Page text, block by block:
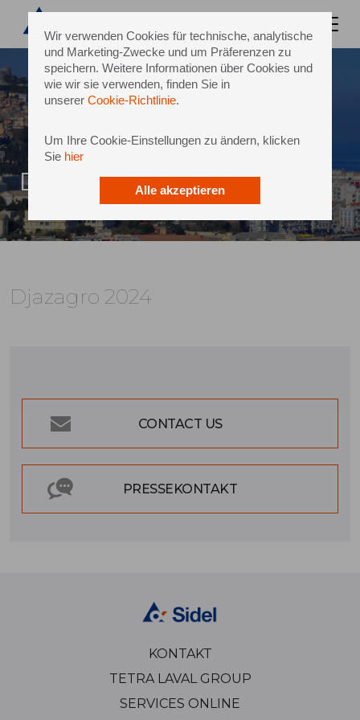
Wir verwenden Cookies für technische, analytische
und Marketing-Zwecke und um Präferenzen zu
speichern. Weitere Informationen über Cookies und
wie wir sie verwenden, finden Sie in
unserer Cookie-Richtlinie.
Um Ihre Cookie-Einstellungen zu ändern, klicken
Sie hier
Alle akzeptieren
Djazagro 2024
Djazagro 2024
CONTACT US
PRESSEKONTAKT
KONTAKT
TETRA LAVAL GROUP
SERVICES ONLINE